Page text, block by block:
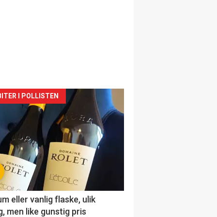
I POLLISTEN
eller vanlig flaske, ulik
men like gunstig pris